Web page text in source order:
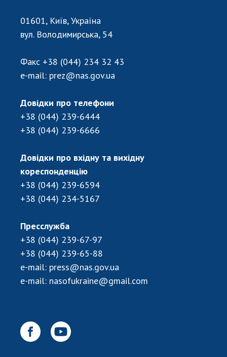
01601, Київ, Україна
вул. Володимирська, 54
Факс +38 (044) 234 32 43
e-mail: prez@nas.gov.ua
Довідки про телефони
+38 (044) 239-6444
+38 (044) 239-6666
Довідки про вхідну та вихідну
кореспонденцію
+38 (044) 239-6594
+38 (044) 234-5167
Пресслужба
+38 (044) 239-67-97
+38 (044) 239-65-88
e-mail: press@nas.gov.ua
e-mail: nasofukraine@gmail.com